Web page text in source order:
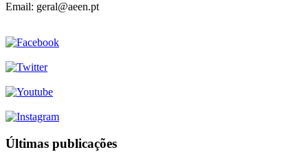
Email: geral@aeen.pt
Últimas publicações